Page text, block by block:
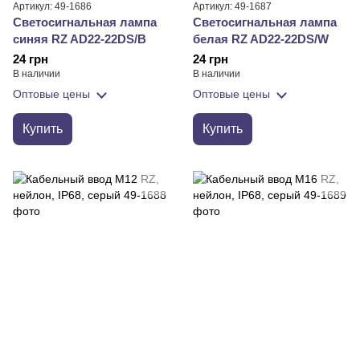
Артикул: 49-1686
Светосигнальная лампа
синяя RZ AD22-22DS/B
24 грн
В наличии
Оптовые цены
Купить
Артикул: 49-1687
Светосигнальная лампа
белая RZ AD22-22DS/W
24 грн
В наличии
Оптовые цены
Купить